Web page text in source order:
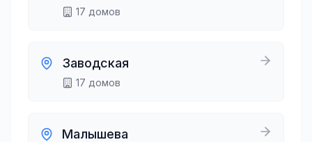
17 домов
Заводская
17 домов
Малышева